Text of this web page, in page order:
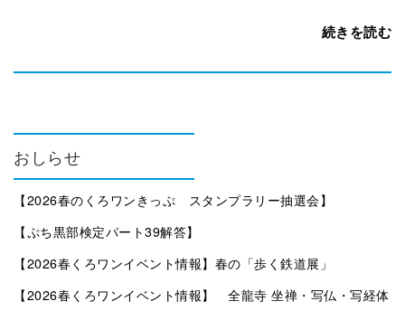
続きを読む
おしらせ
【2026春のくろワンきっぷ スタンプラリー抽選会】
【ぷち黒部検定パート39解答】
【2026春くろワンイベント情報】春の「歩く鉄道展」
【2026春くろワンイベント情報】 全龍寺 坐禅・写仏・写経体